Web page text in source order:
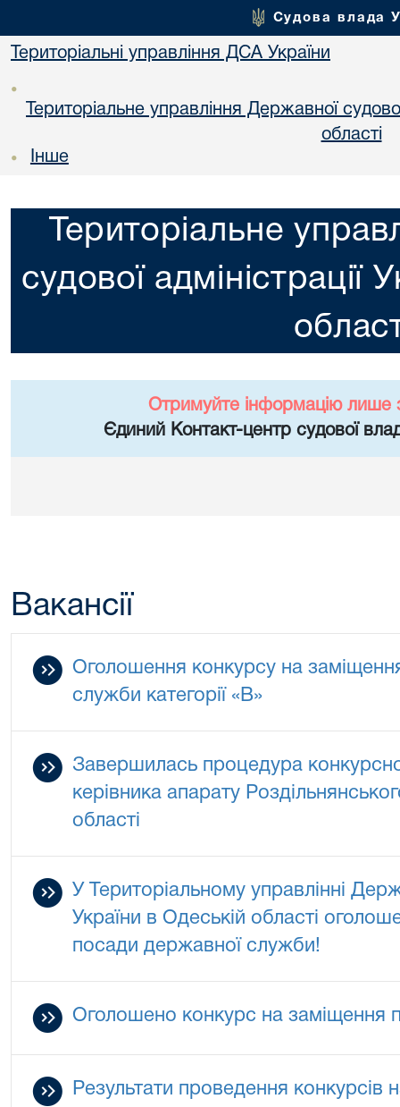
Судова влада
Територіальні управління ДСА України
•
Територіальне управління Державної
областi
• Інше
Територіальне
судової адміністрації
Отримуйте інформацію лише
Єдиний Контакт-центр судової
Вакансії
Оголошення конкурсу на
служби категорії «В»
Завершилась процедура
керівника апарату
області
У Територіальному управлінні
України в Одеській області
посади державної служби!
Оголошено конкурс на заміщення
Результати проведення